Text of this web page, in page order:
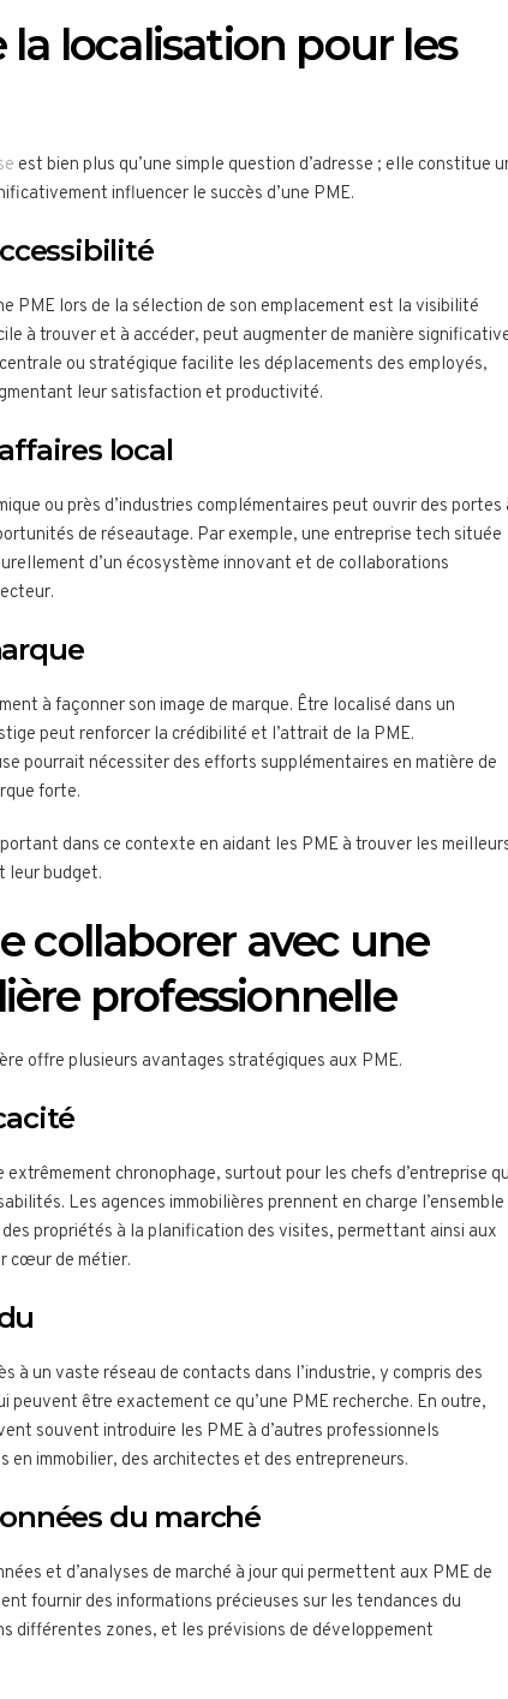
la localisation pour les
est bien plus qu’une simple question d’adresse ; elle constitue
influencer le succès d’une PME.
PME lors de la sélection de son emplacement est la visibilité
à trouver et à accéder, peut augmenter de manière
ou stratégique facilite les déplacements des employés,
leur satisfaction et productivité.
local
ou près d’industries complémentaires peut ouvrir des portes
de réseautage. Par exemple, une entreprise tech située
d’un écosystème innovant et de collaborations
à façonner son image de marque. Être localisé dans un
peut renforcer la crédibilité et l’attrait de la PME.
pourrait nécessiter des efforts supplémentaires en matière de
forte.
dans ce contexte en aidant les PME à trouver les
leur budget.
collaborer avec une
professionnelle
offre plusieurs avantages stratégiques aux PME.
chronophage, surtout pour les chefs d’entreprise
Les agences immobilières prennent en charge l’ensemble
propriétés à la planification des visites, permettant ainsi aux
cœur de métier.
à un vaste réseau de contacts dans l’industrie, y compris des
être exactement ce qu’une PME recherche. En outre,
souvent introduire les PME à d’autres professionnels
en immobilier, des architectes et des entrepreneurs.
du marché
et d’analyses de marché à jour qui permettent aux PME de
fournir des informations précieuses sur les tendances du
différentes zones, et les prévisions de développement